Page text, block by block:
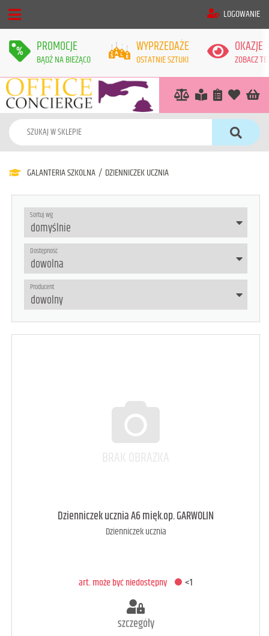
LOGOWANIE
PROMOCJE
BĄDŹ NA BIEŻĄCO
WYPRZEDAŻE
OSTATNIE SZTUKI
OKAZJE
ZOBACZ
GALANTERIA SZKOLNA / DZIENNICZEK UCZNIA
Sortuj wg
Dostępność
Producent
Dzienniczek ucznia A6 mięk.op. GARWOLIN
Dzienniczek ucznia
art. może być niedostępny <1
szczegóły